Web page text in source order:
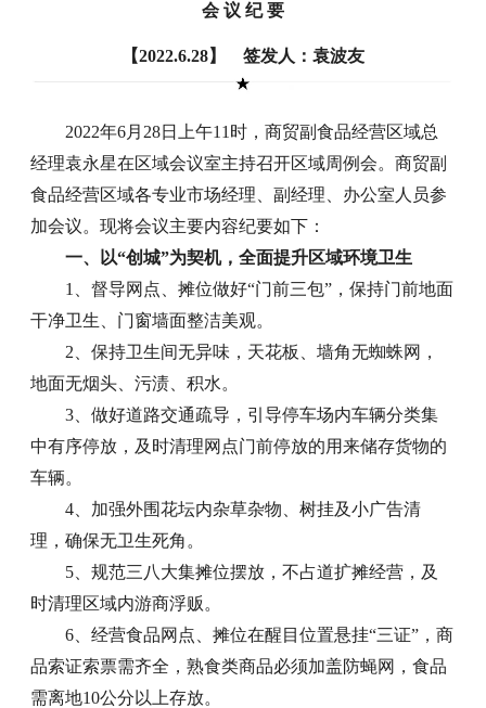
会 议 纪 要
【2022.6.28】 签发人：袁波友
2022年6月28日上午11时，商贸副食品经营区域总
经理袁永星在区域会议室主持召开区域周例会。商贸副
食品经营区域各专业市场经理、副经理、办公室人员参
加会议。现将会议主要内容纪要如下：
一、以“创城”为契机，全面提升区域环境卫生
1、督导网点、摊位做好“门前三包”，保持门前地面
干净卫生、门窗墙面整洁美观。
2、保持卫生间无异味，天花板、墙角无蜘蛛网，
地面无烟头、污渍、积水。
3、做好道路交通疏导，引导停车场内车辆分类集
中有序停放，及时清理网点门前停放的用来储存货物的
车辆。
4、加强外围花坛内杂草杂物、树挂及小广告清
理，确保无卫生死角。
5、规范三八大集摊位摆放，不占道扩摊经营，及
时清理区域内游商浮贩。
6、经营食品网点、摊位在醒目位置悬挂“三证”，商
品索证索票需齐全，熟食类商品必须加盖防蝇网，食品
需离地10公分以上存放。